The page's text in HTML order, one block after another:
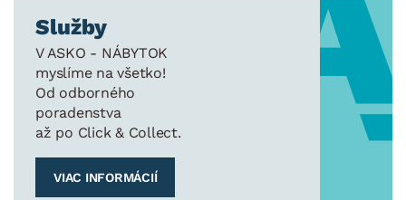
Služby
V ASKO - NÁBYTOK
myslíme na všetko!
Od odborného
poradenstva
až po Click & Collect.
VIAC INFORMÁCIÍ